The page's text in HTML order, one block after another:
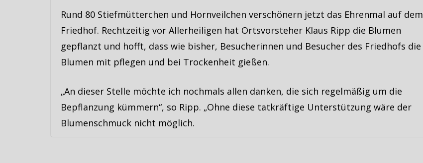
Rund 80 Stiefmütterchen und Hornveilchen verschönern jetzt das Ehrenmal auf dem
Friedhof. Rechtzeitig vor Allerheiligen hat Ortsvorsteher Klaus Ripp die Blumen
gepflanzt und hofft, dass wie bisher, Besucherinnen und Besucher des Friedhofs die
Blumen mit pflegen und bei Trockenheit gießen.
„An dieser Stelle möchte ich nochmals allen danken, die sich regelmäßig um die
Bepflanzung kümmern“, so Ripp. „Ohne diese tatkräftige Unterstützung wäre der
Blumenschmuck nicht möglich.